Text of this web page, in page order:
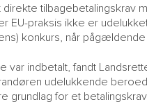
tilbagebetalingskrav
praksis ikke er
konkurs, når pågældende
indbetalt, fandt
udelukkende
for et